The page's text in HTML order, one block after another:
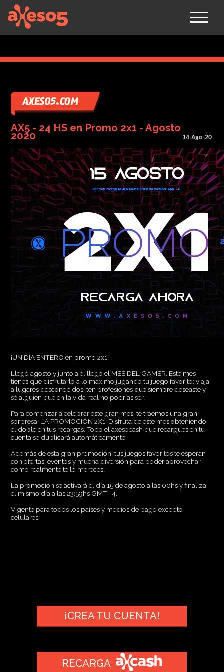
axeso5
AX5 - 24 HS en Promo 2x1 - Agosto
2020 14-Ago-20
¡UN DÍA ENTERO en promo 2x1!
Llegó agosto y junto a él llegó el MES DEL GAMER. Este mes
tienes que disfrutarlo a lo máximo jugando tu juego favorito: viaja
a lugares desconocidos, ten profesiones que siempre deseaste y
sé alguien que en la vida real no podrías ser.
Para comenzar a celebrar este gran mes, te traemos una gran
sorpresa: LA PROMOCIÓN 2X1! Disfruta de este mes obteniendo
el doble en tus recargas. Todo el axesocash que recargues en tu
cuenta se duplicará automáticamente.
Además de esta gran promoción, tus juegos favoritos te esperan
con ofertas, eventos y mucha diversión para poder aprovechar
como realmente te lo mereces.
La promoción se activará el día 15 de agosto a las 00hs y finaliza
el mismo día a las 23:59hs GMT -4.
Vigente para todos los países y medios de pago excepto
celulares.
¡CREA TU CUENTA!
RECARGA